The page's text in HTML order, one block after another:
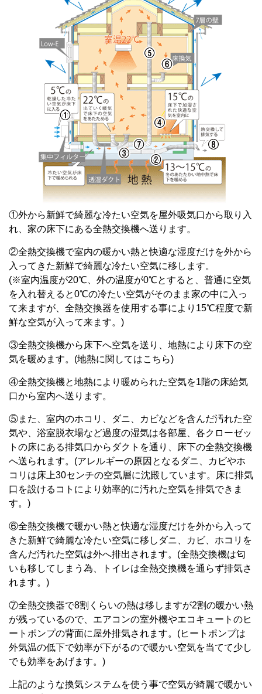
①外から新鮮で綺麗な冷たい空気を屋外吸気口から取り入
れ、家の床下にある全熱交換機へ送ります。
②全熱交換機で室内の暖かい熱と快適な湿度だけを外から
入ってきた新鮮で綺麗な冷たい空気に移します。
(※室内温度が20℃、外の温度が0℃とすると、普通に空気
を入れ替えると0℃の冷たい空気がそのまま家の中に入っ
て来ますが、全熱交換器を使用する事により15℃程度で新
鮮な空気が入って来ます。)
③全熱交換機から床下へ空気を送り、地熱により床下の空
気を暖めます。(地熱に関してはこちら)
④全熱交換機と地熱により暖められた空気を1階の床給気
口から室内へ送ります。
⑤また、室内のホコリ、ダニ、カビなどを含んだ汚れた空
気や、浴室脱衣場など過度の湿気は各部屋、各クローゼッ
トの床にある排気口からダクトを通り、床下の全熱交換機
へ送られます。(アレルギーの原因となるダニ、カビやホ
コリは床上30センチの空気層に沈殿しています。床に排気
口を設けるコトにより効率的に汚れた空気を排気できま
す。)
⑥全熱交換機で暖かい熱と快適な湿度だけを外から入って
きた新鮮で綺麗な冷たい空気に移しダニ、カビ、ホコリを
含んだ汚れた空気は外へ排出されます。(全熱交換機は匂
いも移してしまう為、トイレは全熱交換機を通らず排気さ
れます。)
⑦全熱交換器で8割くらいの熱は移しますが2割の暖かい熱
が残っているので、エアコンの室外機やエコキュートのヒ
ートポンプの背面に屋外排気されます。(ヒートポンプは
外気温の低下で効率が下がるので暖かい空気を当てて少し
でも効率をあげます。)
上記のような換気システムを使う事で空気が綺麗で暖かい